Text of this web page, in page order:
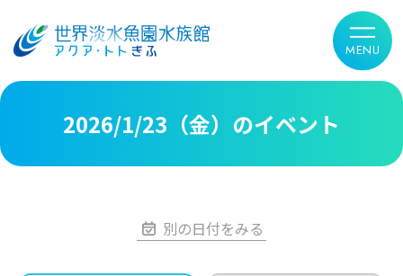
2026/1/23（金）のイベント
別の日付をみる